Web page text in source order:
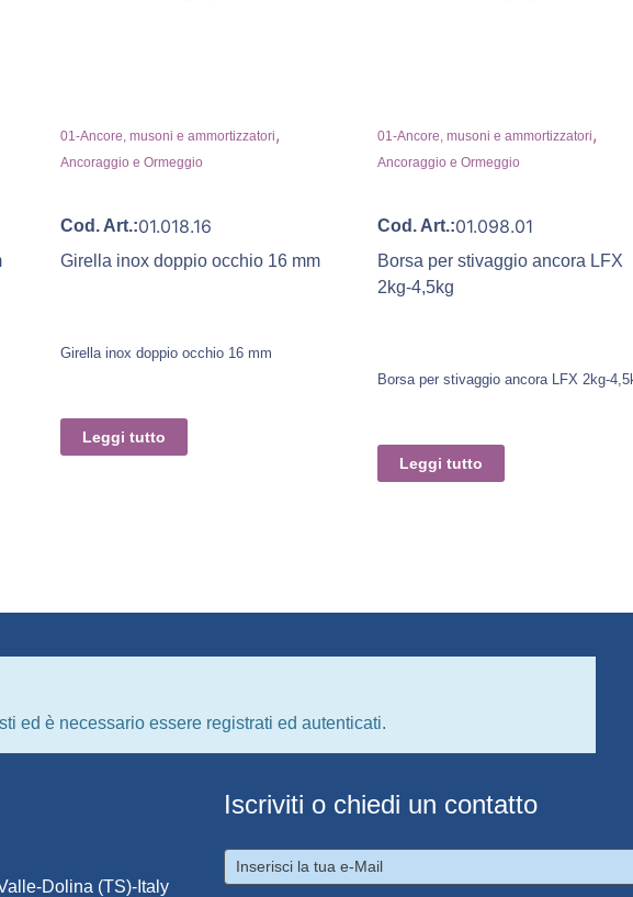
01-Ancore, musoni e ammortizzatori,
Ancoraggio e Ormeggio
Cod. Art.:01.018.16
Girella inox doppio occhio 16 mm
Girella inox doppio occhio 16 mm
Leggi tutto
01-Ancore, musoni e ammortizzatori,
Ancoraggio e Ormeggio
Cod. Art.:01.098.01
Borsa per stivaggio ancora LFX
2kg-4,5kg
Borsa per stivaggio ancora LFX 2kg-
Leggi tutto
ed è necessario essere registrati ed autenticati.
Dolina (TS)-Italy
Iscriviti o chiedi un contatto